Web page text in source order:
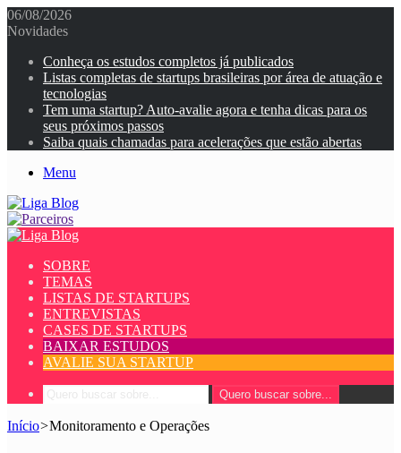
06/08/2026
Novidades
Conheça os estudos completos já publicados
Listas completas de startups brasileiras por área de atuação e
tecnologias
Tem uma startup? Auto-avalie agora e tenha dicas para os
seus próximos passos
Saiba quais chamadas para acelerações que estão abertas
Menu
SOBRE
TEMAS
LISTAS DE STARTUPS
ENTREVISTAS
CASES DE STARTUPS
BAIXAR ESTUDOS
AVALIE SUA STARTUP
Quero buscar sobre...
Início>Monitoramento e Operações